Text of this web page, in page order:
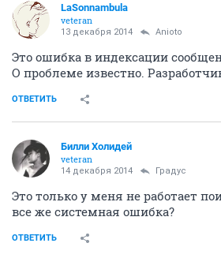
LaSonnambula
veteran
13 декабря 2014 Anioto
Это ошибка в индексации
О проблеме известно.
ОТВЕТИТЬ
Билли Холидей
veteran
14 декабря 2014 Градус
Это только у меня не работает
все же системная ошибка?
ОТВЕТИТЬ